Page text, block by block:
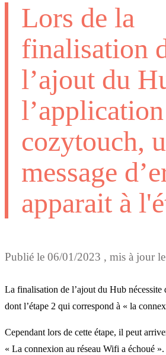
Lors de la
finalisation
l’ajout du
l’application
cozytouch,
message
apparait à
Publié le 06/01/2023 , mis à jour le
La finalisation de l’ajout du Hub nécessite
dont l’étape 2 qui correspond à « la
Cependant lors de cette étape, il peut
« La connexion au réseau Wifi a échoué ».